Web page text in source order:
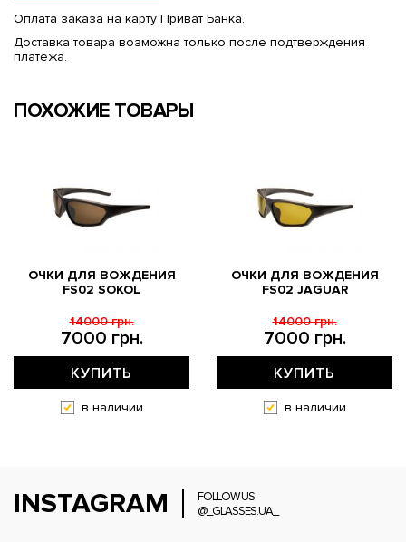
Оплата заказа на карту Приват Банка.
Доставка товара возможна только после подтверждения
платежа.
ПОХОЖИЕ ТОВАРЫ
ОЧКИ ДЛЯ ВОЖДЕНИЯ
FS02 SOKOL
7000 грн.
14000 грн.
КУПИТЬ
в наличии
ОЧКИ ДЛЯ ВОЖДЕНИЯ
FS02 JAGUAR
7000 грн.
14000 грн.
КУПИТЬ
в наличии
INSTAGRAM
FOLLOW US
@_GLASSES.UA_